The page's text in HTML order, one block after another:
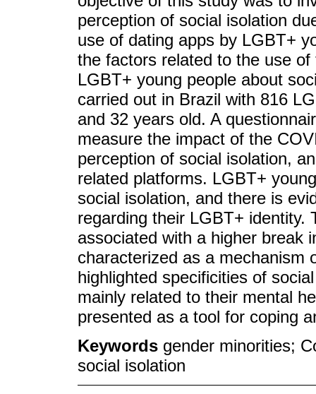
perception of social isolation
use of dating apps by LGBT+
the factors related to the use
LGBT+ young people about
carried out in Brazil with 816
and 32 years old. A
measure the impact of the
perception of social isolation,
related platforms. LGBT+
social isolation, and there is
regarding their LGBT+ identity.
associated with a higher break
characterized as a mechanism
highlighted specificities of
mainly related to their mental
presented as a tool for coping
Keywords gender minorities;
social isolation